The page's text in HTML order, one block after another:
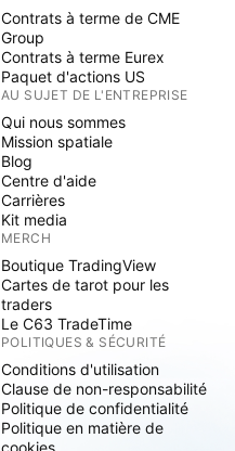
Contrats à terme de CME
Group
Contrats à terme Eurex
Paquet d'actions US
AU SUJET DE L'ENTREPRISE
Qui nous sommes
Mission spatiale
Blog
Centre d'aide
Carrières
Kit media
MERCH
Boutique TradingView
Cartes de tarot pour les
traders
Le C63 TradeTime
POLITIQUES & SÉCURITÉ
Conditions d'utilisation
Clause de non-responsabilité
Politique de confidentialité
Politique en matière de
cookies